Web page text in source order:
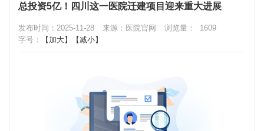
总投资5亿！四川这一医院迁建项目迎来重大进展
发布时间：2025-11-28 来源：医院官网 浏览量：
1609
字号：
【加大】 【减小】